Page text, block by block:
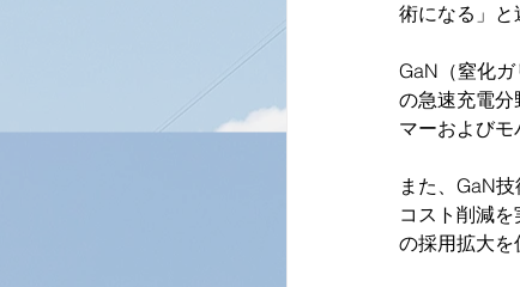
術になる」と
GaN（窒化
の急速充電
マーおよび
また、GaN
コスト削減
の採用拡大を